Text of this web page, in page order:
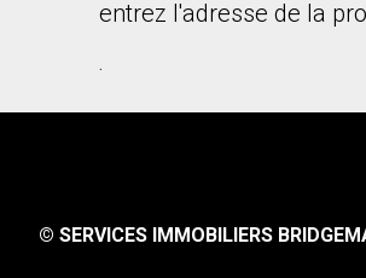
entrez l'adresse de la
.
© SERVICES IMMOBILIERS